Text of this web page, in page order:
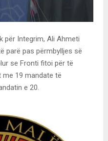
për Integrim, Ali Ahmeti
parë pas përmbylljes së
se Fronti fitoi për të
me 19 mandate të
e 20.